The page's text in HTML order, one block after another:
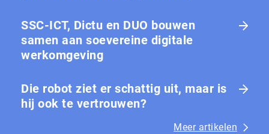
SSC-ICT, Dictu en DUO bouwen
samen aan soevereine digitale
werkomgeving
Die robot ziet er schattig uit, maar is
hij ook te vertrouwen?
Meer artikelen